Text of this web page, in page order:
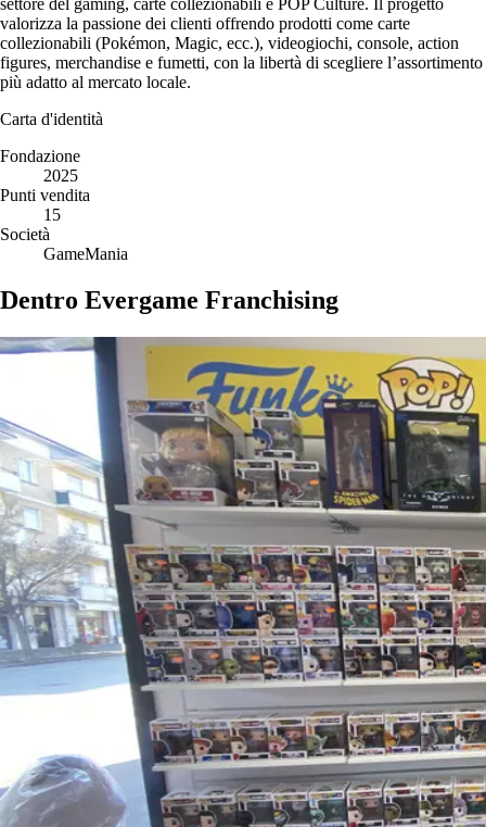
settore del gaming, carte collezionabili e POP Culture. Il progetto
valorizza la passione dei clienti offrendo prodotti come carte
collezionabili (Pokémon, Magic, ecc.), videogiochi, console, action
figures, merchandise e fumetti, con la libertà di scegliere l’assortimento
più adatto al mercato locale.
Carta d'identità
Fondazione
2025
Punti vendita
15
Società
GameMania
Dentro Evergame Franchising